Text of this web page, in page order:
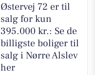
Østervej 72 er til
salg for kun
395.000 kr.: Se de
billigste boliger til
salg i Nørre Alslev
her